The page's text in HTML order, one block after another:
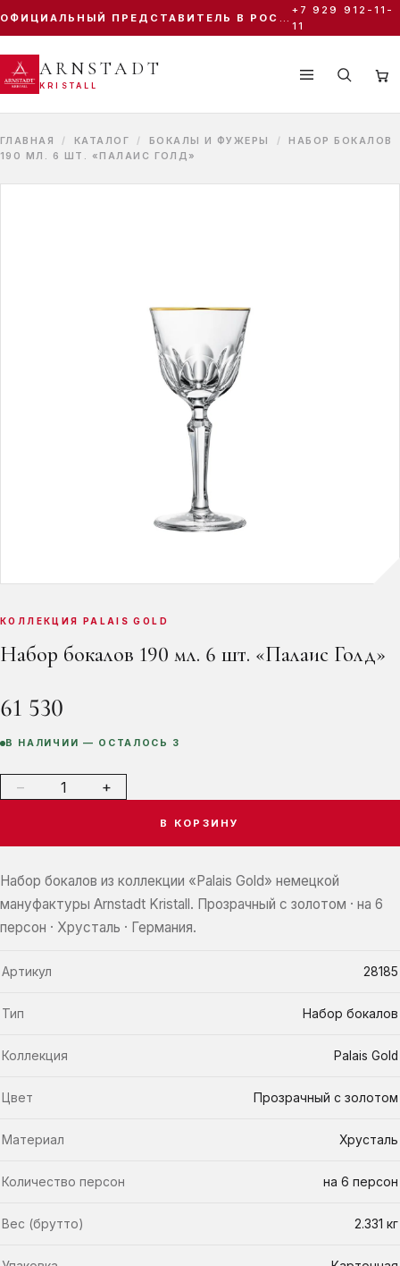
ОФИЦИАЛЬНЫЙ ПРЕДСТАВИТЕЛЬ В РОССИИ
+7 929 912-11-
11
ARNSTADT
KRISTALL
ПОИСК ПО КАТАЛОГУ
Antike Sunrose Gold Sunrose Palais Gold
ГЛАВНАЯ / КАТАЛОГ / БОКАЛЫ И ФУЖЕРЫ /
НАБОР БОКАЛОВ
190 МЛ. 6 ШТ. «ПАЛАИС ГОЛД»
КОЛЛЕКЦИЯ PALAIS GOLD
Набор бокалов 190 мл. 6 шт. «Палаис Голд»
61 530 ₽
В НАЛИЧИИ — ОСТАЛОСЬ 3
− +
В КОРЗИНУ
Набор бокалов из коллекции «Palais Gold» немецкой
мануфактуры Arnstadt Kristall. Прозрачный с золотом · на 6
персон · Хрусталь · Германия.
Артикул 28185
Тип Набор бокалов
Коллекция Palais Gold
Цвет Прозрачный с золотом
Материал Хрусталь
Количество персон на 6 персон
Вес (брутто) 2.331 кг